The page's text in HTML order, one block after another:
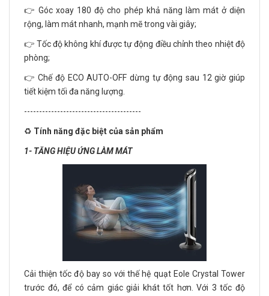
👉 Góc xoay 180 độ cho phép khả năng làm mát ở diện
rộng, làm mát nhanh, mạnh mẽ trong vài giây;
👉 Tốc độ không khí được tự động điều chỉnh theo nhiệt độ
phòng;
👉 Chế độ ECO AUTO-OFF dừng tự động sau 12 giờ giúp
tiết kiệm tối đa năng lượng.
---------------------------------------
♻️ Tính năng đặc biệt của sản phẩm
1- TĂNG HIỆU ỨNG LÀM MÁT
Cải thiện tốc độ bay so với thế hệ quạt Eole Crystal Tower
trước đó, để có cảm giác giải khát tốt hơn. Với 3 tốc độ